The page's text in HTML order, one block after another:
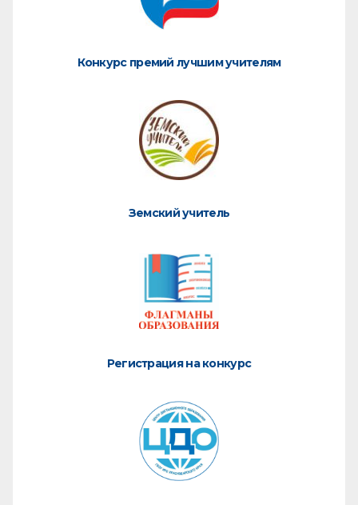
Конкурс премий лучшим учителям
Земский учитель
Регистрация на конкурс